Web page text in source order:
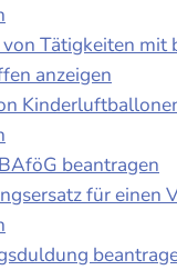
Tätigkeiten mit
anzeigen
beantragen
für einen